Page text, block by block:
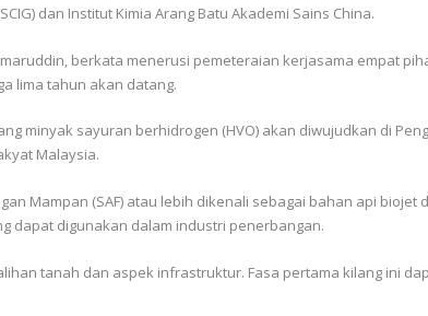
dan Institut Kimia Arang Batu Akademi Sains China.
berkata menerusi pemeteraian kerjasama empat
lima tahun akan datang.
minyak sayuran berhidrogen (HVO) akan diwujudkan di
Malaysia.
Mampan (SAF) atau lebih dikenali sebagai bahan api
dapat digunakan dalam industri penerbangan.
tanah dan aspek infrastruktur. Fasa pertama kilang ini